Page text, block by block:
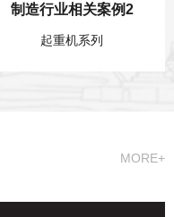
制造行业相关案例2
起重机系列
MORE+